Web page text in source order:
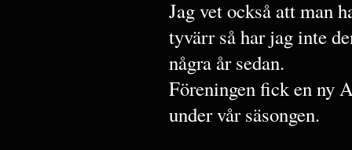
Jag vet också att man
tyvärr så har jag inte
några år sedan.
Föreningen fick en ny
under vår säsongen.